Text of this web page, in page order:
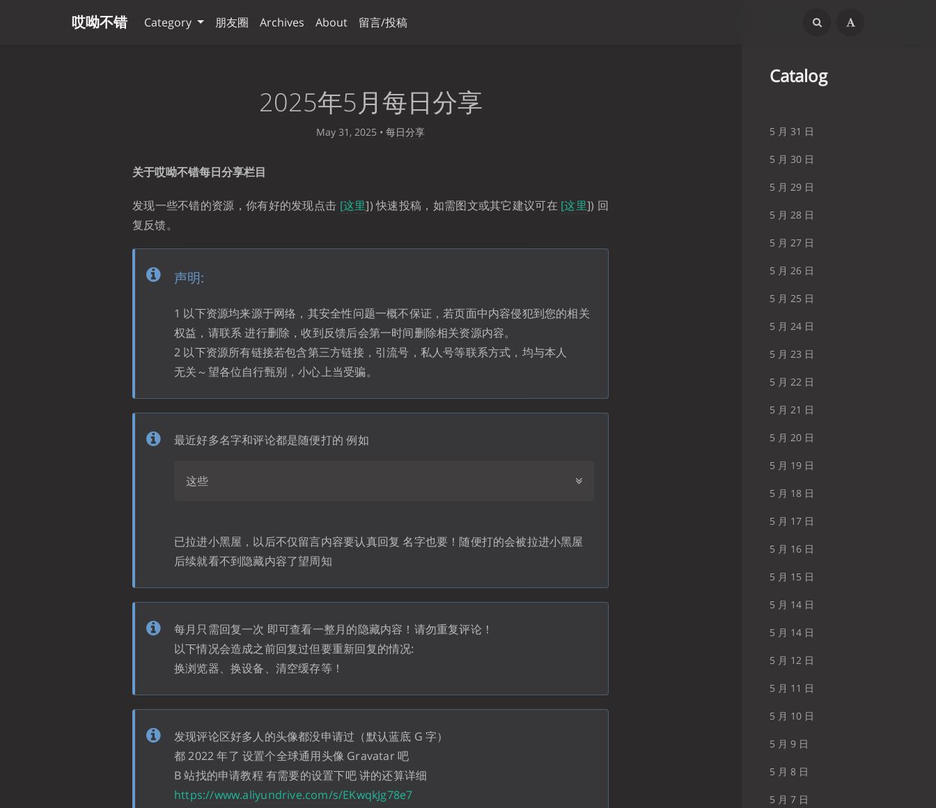
哎呦不错 Category 朋友圈 Archives About 留言/投稿
Catalog
5 月 31 日
5 月 30 日
5 月 29 日
5 月 28 日
5 月 27 日
5 月 26 日
5 月 25 日
5 月 24 日
5 月 23 日
5 月 22 日
5 月 21 日
5 月 20 日
5 月 19 日
5 月 18 日
5 月 17 日
5 月 16 日
5 月 15 日
5 月 14 日
5 月 14 日
5 月 12 日
5 月 11 日
5 月 10 日
5 月 9 日
5 月 8 日
5 月 7 日
2025年5月每日分享
May 31, 2025 • 每日分享
关于哎呦不错每日分享栏目
发现一些不错的资源，你有好的发现点击 [这里]) 快速投稿，如需图文或其它建议可在 [这里]) 回
复反馈。
声明:
1 以下资源均来源于网络，其安全性问题一概不保证，若页面中内容侵犯到您的相关
权益，请联系 进行删除，收到反馈后会第一时间删除相关资源内容。
2 以下资源所有链接若包含第三方链接，引流号，私人号等联系方式，均与本人
无关～望各位自行甄别，小心上当受骗。
最近好多名字和评论都是随便打的 例如
这些
已拉进小黑屋，以后不仅留言内容要认真回复 名字也要！随便打的会被拉进小黑屋
后续就看不到隐藏内容了望周知
每月只需回复一次 即可查看一整月的隐藏内容！请勿重复评论！
以下情况会造成之前回复过但要重新回复的情况:
换浏览器、换设备、清空缓存等！
发现评论区好多人的头像都没申请过（默认蓝底 G 字）
都 2022 年了 设置个全球通用头像 Gravatar 吧
B 站找的申请教程 有需要的设置下吧 讲的还算详细
https://www.aliyundrive.com/s/EKwqkJg78e7